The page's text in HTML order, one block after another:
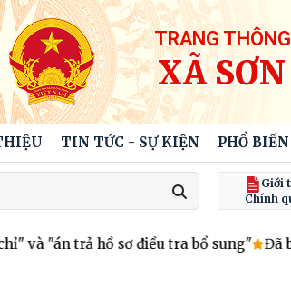
TRANG
XÃ
TIN TỨC - SỰ KIỆN PHỔ
Giới
Chính
và "án trả hồ sơ điều tra bổ sung" Đã bị